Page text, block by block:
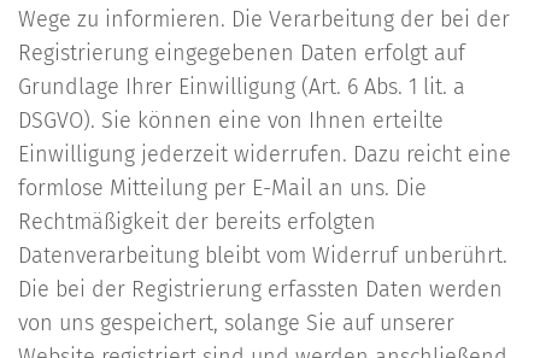
Wege zu informieren. Die Verarbeitung der bei der
Registrierung eingegebenen Daten erfolgt auf
Grundlage Ihrer Einwilligung (Art. 6 Abs. 1 lit. a
DSGVO). Sie können eine von Ihnen erteilte
Einwilligung jederzeit widerrufen. Dazu reicht eine
formlose Mitteilung per E-Mail an uns. Die
Rechtmäßigkeit der bereits erfolgten
Datenverarbeitung bleibt vom Widerruf unberührt.
Die bei der Registrierung erfassten Daten werden
von uns gespeichert, solange Sie auf unserer